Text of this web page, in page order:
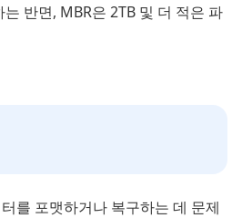
반면, MBR은 2TB 및 더 적은 파
를 포맷하거나 복구하는 데 문제